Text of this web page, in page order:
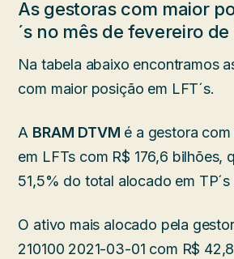
As gestoras com maior
´s no mês de fevereiro de
Na tabela abaixo encontramos
com maior posição em LFT´s.
A BRAM DTVM é a gestora
em LFTs com R$ 176,6 bilhões,
51,5% do total alocado em
O ativo mais alocado pela
210100 2021-03-01 com R$